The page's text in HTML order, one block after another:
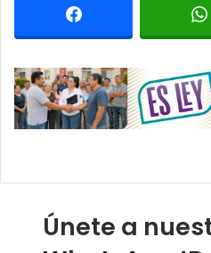
Únete a